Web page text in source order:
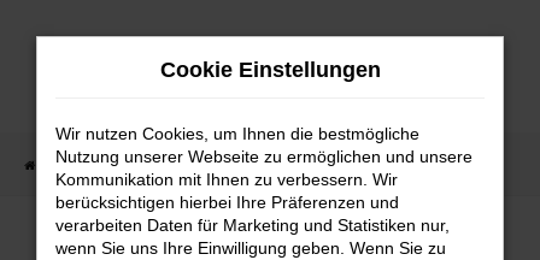
Zum
Startseite Fahrzeugangebote Fahrzeug-Showroom
Cookie Einstellungen
Wir nutzen Cookies, um Ihnen die bestmögliche
Nutzung unserer Webseite zu ermöglichen und unsere
Kommunikation mit Ihnen zu verbessern. Wir
berücksichtigen hierbei Ihre Präferenzen und
verarbeiten Daten für Marketing und Statistiken nur,
wenn Sie uns Ihre Einwilligung geben. Wenn Sie zu